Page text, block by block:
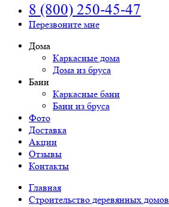
8 (800) 250-45-47
Перезвоните мне
Дома
Каркасные дома
Дома из бруса
Бани
Каркасные бани
Бани из бруса
Фото
Доставка
Акции
Отзывы
Контакты
Главная
Строительство деревянных домов